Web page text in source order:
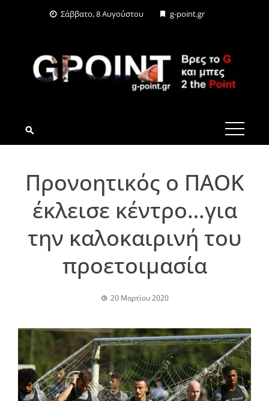
Σάββατο, 8 Αυγούστου g-point.gr
G-POINT.GR
Προνοητικός ο ΠΑΟΚ
έκλεισε κέντρο…για
την καλοκαιρινή του
προετοιμασία
20 Μαρτίου 2020